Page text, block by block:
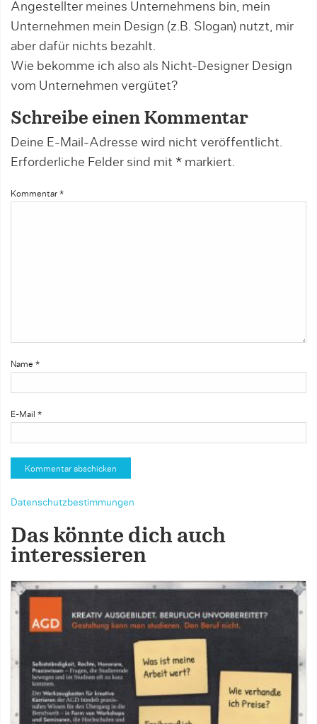
Angestellter meines Unternehmens bin, mein
Unternehmen mein Design (z.B. Slogan) nutzt, mir
aber dafür nichts bezahlt.
Wie bekomme ich also als Nicht-Designer Design
vom Unternehmen vergütet?
Schreibe einen Kommentar
Deine E-Mail-Adresse wird nicht veröffentlicht.
Erforderliche Felder sind mit * markiert.
Kommentar *
Name *
E-Mail *
Datenschutzbestimmungen
Das könnte dich auch
interessieren